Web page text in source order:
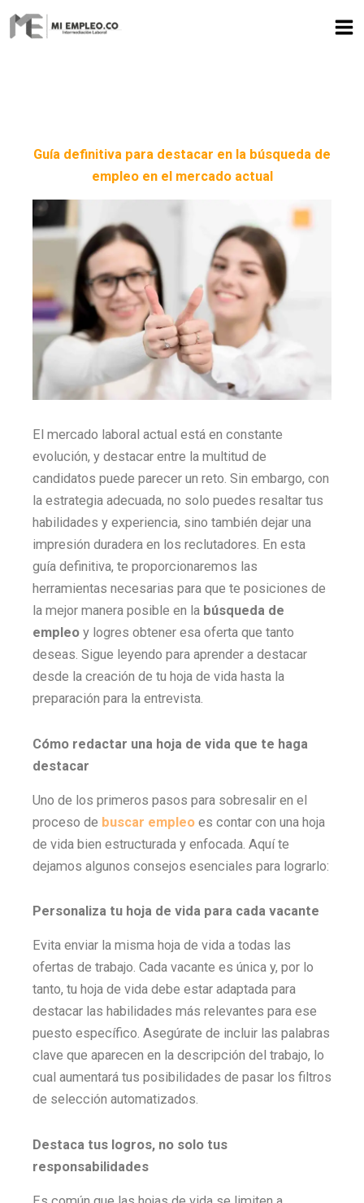
Guía definitiva para destacar en la búsqueda de
empleo en el mercado actual
El mercado laboral actual está en constante
evolución, y destacar entre la multitud de
candidatos puede parecer un reto. Sin embargo, con
la estrategia adecuada, no solo puedes resaltar tus
habilidades y experiencia, sino también dejar una
impresión duradera en los reclutadores. En esta
guía definitiva, te proporcionaremos las
herramientas necesarias para que te posiciones de
la mejor manera posible en la búsqueda de
empleo y logres obtener esa oferta que tanto
deseas. Sigue leyendo para aprender a destacar
desde la creación de tu hoja de vida hasta la
preparación para la entrevista.
Cómo redactar una hoja de vida que te haga
destacar
Uno de los primeros pasos para sobresalir en el
proceso de buscar empleo es contar con una hoja
de vida bien estructurada y enfocada. Aquí te
dejamos algunos consejos esenciales para lograrlo:
Personaliza tu hoja de vida para cada vacante
Evita enviar la misma hoja de vida a todas las
ofertas de trabajo. Cada vacante es única y, por lo
tanto, tu hoja de vida debe estar adaptada para
destacar las habilidades más relevantes para ese
puesto específico. Asegúrate de incluir las palabras
clave que aparecen en la descripción del trabajo, lo
cual aumentará tus posibilidades de pasar los filtros
de selección automatizados.
Destaca tus logros, no solo tus
responsabilidades